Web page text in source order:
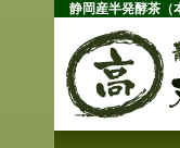
静岡産半発酵茶（